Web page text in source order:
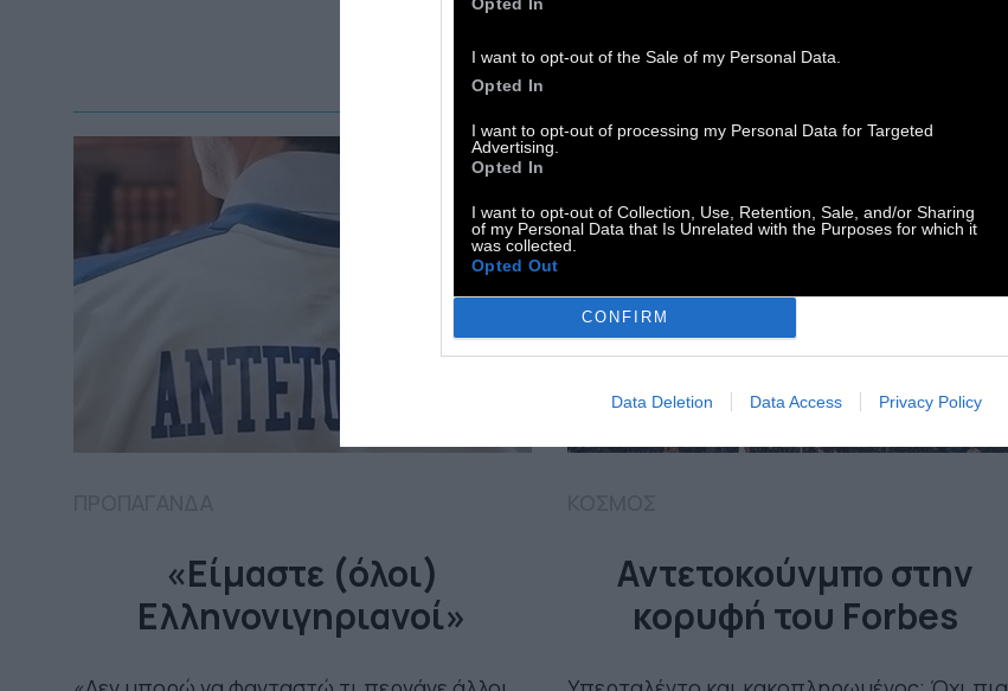
I want to opt-out of the Sale of my Personal Data.
Opted In
I want to opt-out of processing my Personal Data for Targeted
Advertising.
Opted In
I want to opt-out of Collection, Use, Retention, Sale, and/or Sharing
of my Personal Data that Is Unrelated with the Purposes for which it
was collected.
Opted Out
CONFIRM
Data Deletion Data Access Privacy Policy
«Είμαστε (όλοι)
Ελληνονιγηριανοί»
Αντετοκούνμπο στην
κορυφή του Forbes